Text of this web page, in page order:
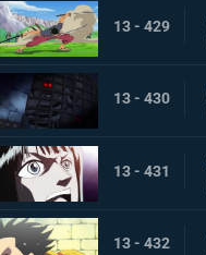
13 - 429
13 - 430
13 - 431
13 - 432